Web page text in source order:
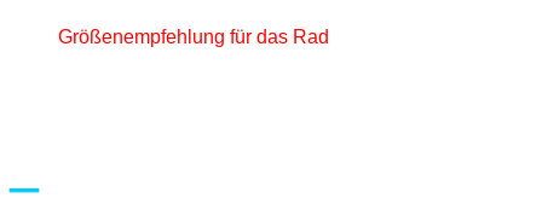
Größenempfehlung für das Rad
–